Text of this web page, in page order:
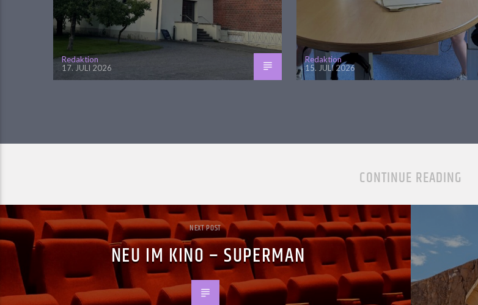
Redaktion
17. JULI 2026
Redaktion
15. JULI 2026
CONTINUE READING
NEXT POST
NEU IM KINO – SUPERMAN